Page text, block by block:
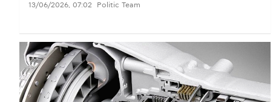
13/06/2026, 07:02 Politic Team